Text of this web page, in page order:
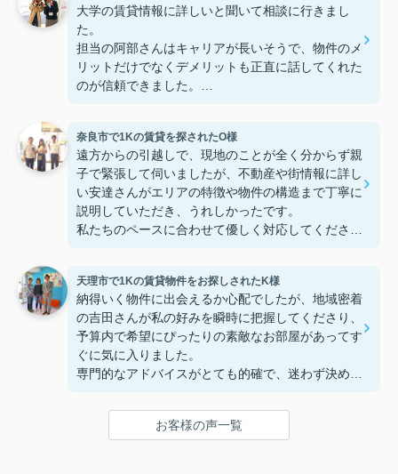
大学の賃貸情報に詳しいと聞いて相談に行きまし
た。
担当の阿部さんはキャリアが長いそうで、物件のメ
リットだけでなくデメリットも正直に話してくれた
のが信頼できました。
す。
奈良市で1Kの賃貸を探されたO様
遠方からの引越しで、現地のことが全く分からず親
子で緊張して伺いましたが、不動産や街情報に詳し
い安達さんがエリアの特徴や物件の構造まで丁寧に
説明していただき、うれしかったです。
私たちのペースに合わせて優しく対応してくださっ
り、感謝しています。安達さん、ありがとうござい
ました！
天理市で1Kの賃貸物件をお探しされたK様
納得いく物件に出会えるか心配でしたが、地域密着
の吉田さんが私の好みを瞬時に把握してくださり、
予算内で希望にぴったりの素敵なお部屋があってす
ぐに気に入りました。
専門的なアドバイスがとても的確で、迷わず決める
鍵の受け取りのときに、また元気(o・・o)/~お店に
お客様の声一覧